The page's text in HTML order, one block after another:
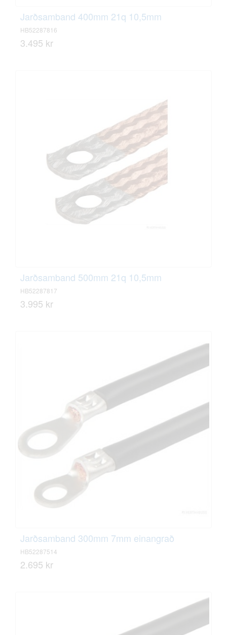
Jarðsamband 400mm 21q 10,5mm
HB52287816
3.495 kr
Jarðsamband 500mm 21q 10,5mm
HB52287817
3.995 kr
Jarðsamband 300mm 7mm einangrað
HB52287514
2.695 kr